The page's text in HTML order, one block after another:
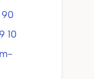
90
10